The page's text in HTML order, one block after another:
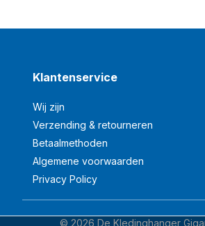
Klantenservice
Wij zijn
Verzending & retourneren
Betaalmethoden
Algemene voorwaarden
Privacy Policy
© 2026 De Kledinghanger